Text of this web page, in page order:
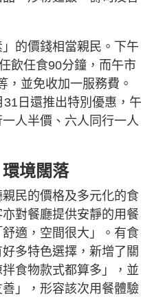
的價錢相當親民。下午
飲任食90分鐘，而午市
，並免收加一服務費。
日還推出特別優惠，午
人半價、六人同行一人
境闊落
民的價格及多元化的食
對餐廳提供安靜的用餐
適，空間很大」。有食
多特色選擇，新增了關
食物款式都算多」，並
」，形容該次用餐體驗